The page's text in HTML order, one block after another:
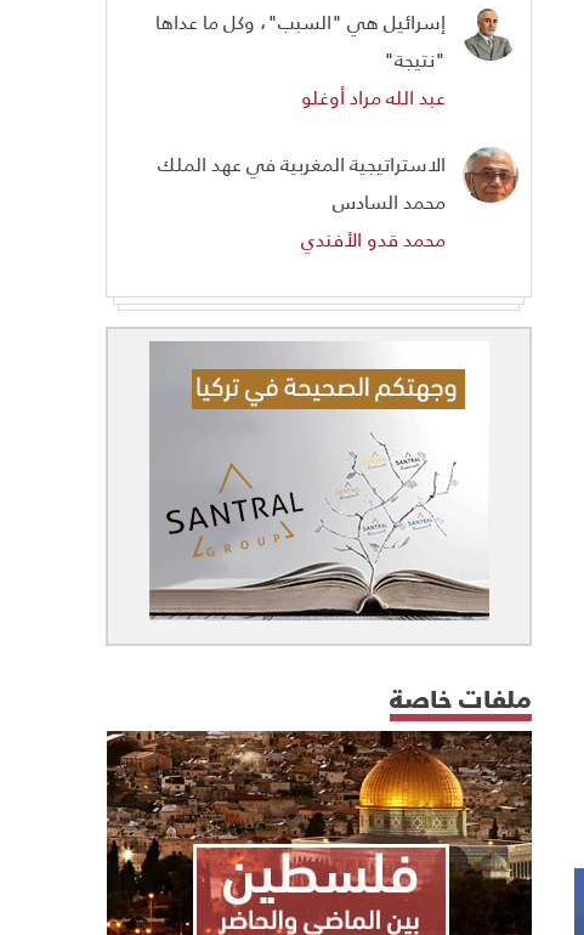
إسرائيل هي "السبب"، وكل ما عداها
"نتيجة"
عبد الله مراد أوغلو
الاستراتيجية المغربية في عهد الملك
محمد السادس
محمد قدو الأفندي
ملفات خاصة